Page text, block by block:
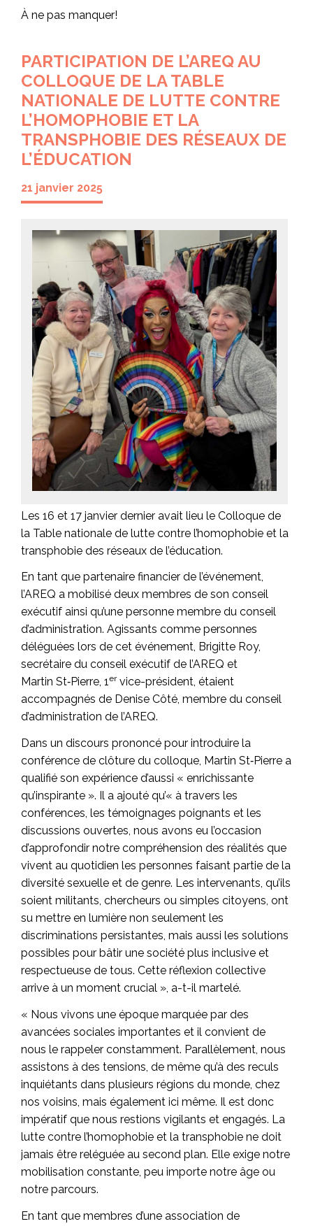
À ne pas manquer!
PARTICIPATION DE L’AREQ AU
COLLOQUE DE LA TABLE
NATIONALE DE LUTTE CONTRE
L’HOMOPHOBIE ET LA
TRANSPHOBIE DES RÉSEAUX DE
L’ÉDUCATION
21 janvier 2025
Les 16 et 17 janvier dernier avait lieu le Colloque de
la Table nationale de lutte contre l’homophobie et la
transphobie des réseaux de l’éducation.
En tant que partenaire financier de l’événement,
l’AREQ a mobilisé deux membres de son conseil
exécutif ainsi qu’une personne membre du conseil
d’administration. Agissants comme personnes
déléguées lors de cet événement, Brigitte Roy,
secrétaire du conseil exécutif de l’AREQ et
Martin St‑Pierre, 1ervice-président, étaient
accompagnés de Denise Côté, membre du conseil
d’administration de l’AREQ.
Dans un discours prononcé pour introduire la
conférence de clôture du colloque, Martin St‑Pierre a
qualifié son expérience d’aussi « enrichissante
qu’inspirante ». Il a ajouté qu’« à travers les
conférences, les témoignages poignants et les
discussions ouvertes, nous avons eu l’occasion
d’approfondir notre compréhension des réalités que
vivent au quotidien les personnes faisant partie de la
diversité sexuelle et de genre. Les intervenants, qu’ils
soient militants, chercheurs ou simples citoyens, ont
su mettre en lumière non seulement les
discriminations persistantes, mais aussi les solutions
possibles pour bâtir une société plus inclusive et
respectueuse de tous. Cette réflexion collective
arrive à un moment crucial », a-t-il martelé.
« Nous vivons une époque marquée par des
avancées sociales importantes et il convient de
nous le rappeler constamment. Parallèlement, nous
assistons à des tensions, de même qu’à des reculs
inquiétants dans plusieurs régions du monde, chez
nos voisins, mais également ici même. Il est donc
impératif que nous restions vigilants et engagés. La
lutte contre l’homophobie et la transphobie ne doit
jamais être reléguée au second plan. Elle exige notre
mobilisation constante, peu importe notre âge ou
notre parcours.
En tant que membres d’une association de